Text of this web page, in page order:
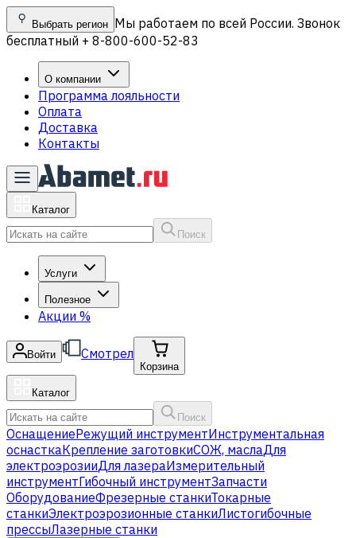
Выбрать регион Мы работаем по всей России. Звонок
бесплатный + 8-800-600-52-83
О компании
Программа лояльности
Оплата
Доставка
Контакты
Каталог
Поиск
Услуги
Полезное
Акции %
Войти Смотрел
Корзина
Каталог
Поиск
ОснащениеРежущий инструментИнструментальная
оснасткаКрепление заготовкиСОЖ, маслаДля
электроэрозииДля лазераИзмерительный
инструментГибочный инструментЗапчасти
ОборудованиеФрезерные станкиТокарные
станкиЭлектроэрозионные станкиЛистогибочные
прессыЛазерные станки